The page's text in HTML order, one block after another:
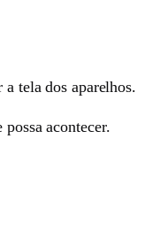
tela dos aparelhos.
acontecer.